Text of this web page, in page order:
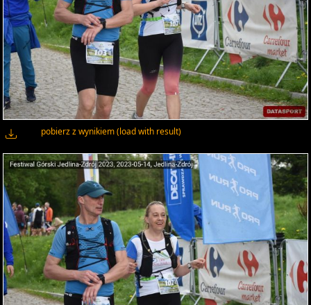
pobierz z wynikiem (load with result)